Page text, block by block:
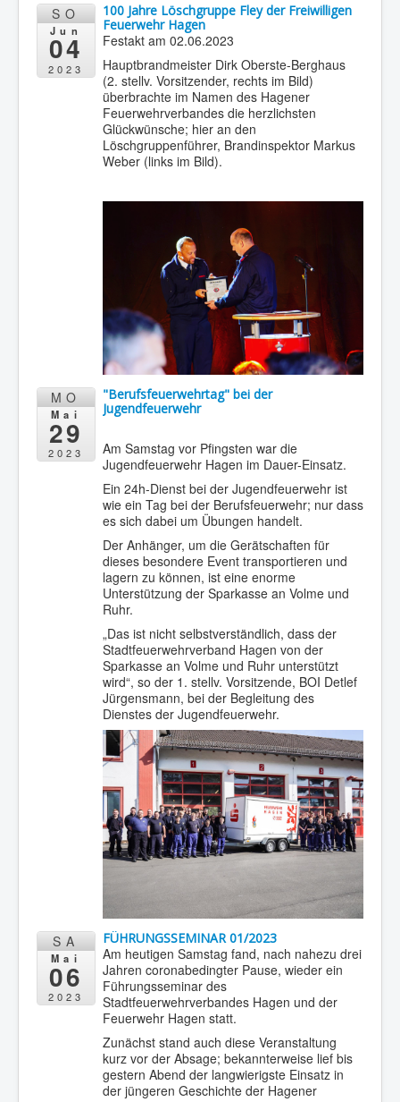
SO
Jun
04
2023
100 Jahre Löschgruppe Fley der Freiwilligen
Feuerwehr Hagen
Festakt am 02.06.2023
Hauptbrandmeister Dirk Oberste-Berghaus
(2. stellv. Vorsitzender, rechts im Bild)
überbrachte im Namen des Hagener
Feuerwehrverbandes die herzlichsten
Glückwünsche; hier an den
Löschgruppenführer, Brandinspektor Markus
Weber (links im Bild).
MO
Mai
29
2023
"Berufsfeuerwehrtag" bei der
Jugendfeuerwehr
Am Samstag vor Pfingsten war die
Jugendfeuerwehr Hagen im Dauer-Einsatz.
Ein 24h-Dienst bei der Jugendfeuerwehr ist
wie ein Tag bei der Berufsfeuerwehr; nur dass
es sich dabei um Übungen handelt.
Der Anhänger, um die Gerätschaften für
dieses besondere Event transportieren und
lagern zu können, ist eine enorme
Unterstützung der Sparkasse an Volme und
Ruhr.
„Das ist nicht selbstverständlich, dass der
Stadtfeuerwehrverband Hagen von der
Sparkasse an Volme und Ruhr unterstützt
wird“, so der 1. stellv. Vorsitzende, BOI Detlef
Jürgensmann, bei der Begleitung des
Dienstes der Jugendfeuerwehr.
SA
Mai
06
2023
FÜHRUNGSSEMINAR 01/2023
Am heutigen Samstag fand, nach nahezu drei
Jahren coronabedingter Pause, wieder ein
Führungsseminar des
Stadtfeuerwehrverbandes Hagen und der
Feuerwehr Hagen statt.
Zunächst stand auch diese Veranstaltung
kurz vor der Absage; bekannterweise lief bis
gestern Abend der langwierigste Einsatz in
der jüngeren Geschichte der Hagener